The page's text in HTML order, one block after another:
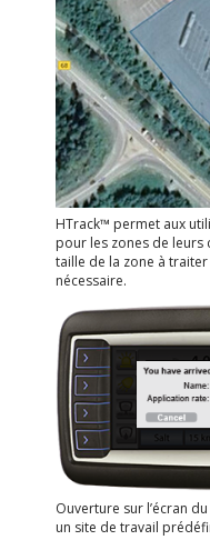
HTrack™ permet aux
pour les zones de leurs
taille de la zone à
nécessaire.
Ouverture sur l’écran
un site de travail